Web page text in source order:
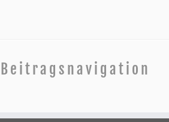
Beitragsnavigation